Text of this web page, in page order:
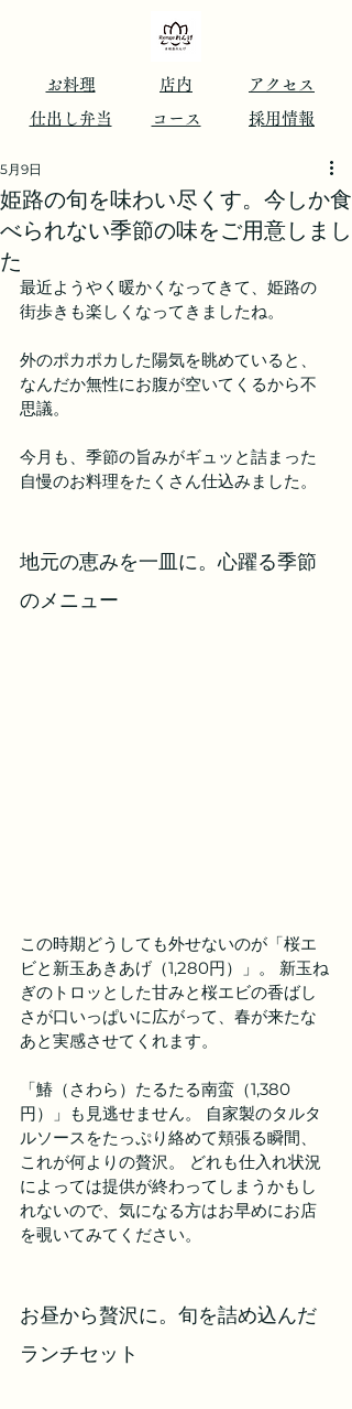
​お料理 店内 アクセス
仕出し弁当 コース ​採用情報
姫路の旬を味わい尽くす。今しか食
べられない季節の味をご用意しまし
た
5月9日
最近ようやく暖かくなってきて、姫路の
街歩きも楽しくなってきましたね。
外のポカポカした陽気を眺めていると、
なんだか無性にお腹が空いてくるから不
思議。
今月も、季節の旨みがギュッと詰まった
自慢のお料理をたくさん仕込みました。
地元の恵みを一皿に。心躍る季節
のメニュー
この時期どうしても外せないのが「桜エ
ビと新玉あきあげ（1,280円）」。 新玉ね
ぎのトロッとした甘みと桜エビの香ばし
さが口いっぱいに広がって、春が来たな
あと実感させてくれます。
「鰆（さわら）たるたる南蛮（1,380
円）」も見逃せません。 自家製のタルタ
ルソースをたっぷり絡めて頬張る瞬間、
これが何よりの贅沢。 どれも仕入れ状況
によっては提供が終わってしまうかもし
れないので、気になる方はお早めにお店
を覗いてみてください。
お昼から贅沢に。旬を詰め込んだ
ランチセット